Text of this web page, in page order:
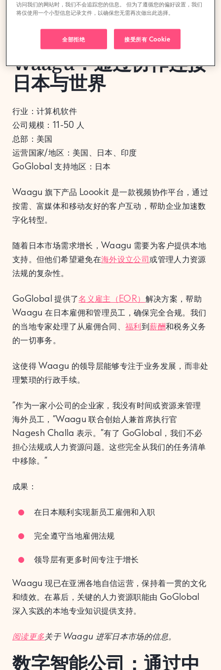
扩张并充满信心地实现规模化发展的科技公司。
Waagu：通过协作连接
日本与世界
行业：计算机软件
公司规模：11-50 人
总部：美国
运营国家/地区：美国、日本、印度
GoGlobal 支持地区：日本
Waagu 旗下产品 Loookit 是一款视频协作平台，通过
按需、富媒体和移动友好的客户互动，帮助企业加速数
字化转型。
随着日本市场需求增长，Waagu 需要为客户提供本地
支持。但他们希望避免在海外设立公司或管理人力资源
法规的复杂性。
GoGlobal 提供了名义雇主（EOR） 解决方案，帮助
Waagu 在日本雇佣和管理员工，确保完全合规。我们
的当地专家处理了从雇佣合同、福利到薪酬和税务义务
的一切事务。
这使得 Waagu 的领导层能够专注于业务发展，而非处
理繁琐的行政手续。
“作为一家小公司的企业家，我没有时间或资源来管理
海外员工，”Waagu 联合创始人兼首席执行官
Nagesh Challa 表示。”有了 GoGlobal，我们不必
担心法规或人力资源问题。这些完全从我们的任务清单
中移除。”
成果：
在日本顺利实现新员工雇佣和入职
完全遵守当地雇佣法规
领导层有更多时间专注于增长
Waagu 现已在亚洲各地自信运营，保持着一贯的文化
和绩效。在幕后，关键的人力资源职能由 GoGlobal
深入实践的本地专业知识提供支持。
阅读更多关于 Waagu 进军日本市场的信息。
数字智能公司：通过中
访问我们的网站时，我们不会追踪您的信息。 但为了遵循您的偏好设置，我们
将仅使用一个小型信息记录文件，以确保您无需再次做出此选择。
全部拒绝 接受所有 Cookie